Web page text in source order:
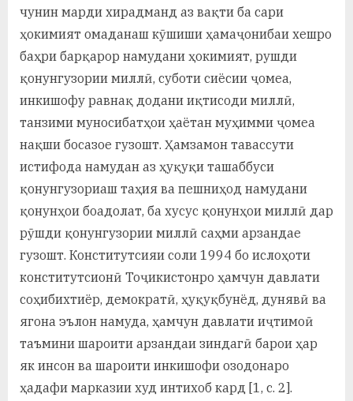
чунин марди хирадманд аз вақти ба сари
ҳокимият омаданаш кӯшиши ҳамаҷонибаи хешро
баҳри барқарор намудани ҳокимият, рушди
қонунгузории миллӣ, суботи сиёсии ҷомеа,
инкишофу равнақ додани иқтисоди миллӣ,
танзими муносибатҳои ҳаётан муҳимми ҷомеа
нақши босазое гузошт. Ҳамзамон тавассути
истифода намудан аз ҳуқуқи ташаббуси
қонунгузориаш таҳия ва пешниҳод намудани
қонунҳои боадолат, ба хусус қонунҳои миллӣ дар
рӯшди қонунгузории миллӣ саҳми арзандае
гузошт. Конститутсияи соли 1994 бо ислоҳоти
конститутсионӣ Тоҷикистонро ҳамчун давлати
соҳибихтиёр, демократӣ, ҳуқуқбунёд, дунявӣ ва
ягона эълон намуда, ҳамчун давлати иҷтимоӣ
таъмини шароити арзандаи зиндагӣ барои ҳар
як инсон ва шароити инкишофи озодонаро
ҳадафи марказии худ интихоб кард [1, с. 2].